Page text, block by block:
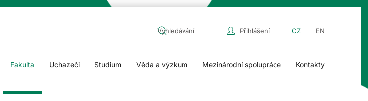
Přihlášení CZ EN
Fakulta Uchazeči Studium Věda a výzkum Mezinárodní spolupráce Kontakty